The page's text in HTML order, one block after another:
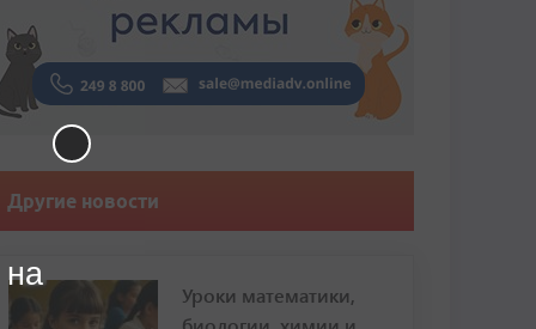
Другие новости
Уроки математики,